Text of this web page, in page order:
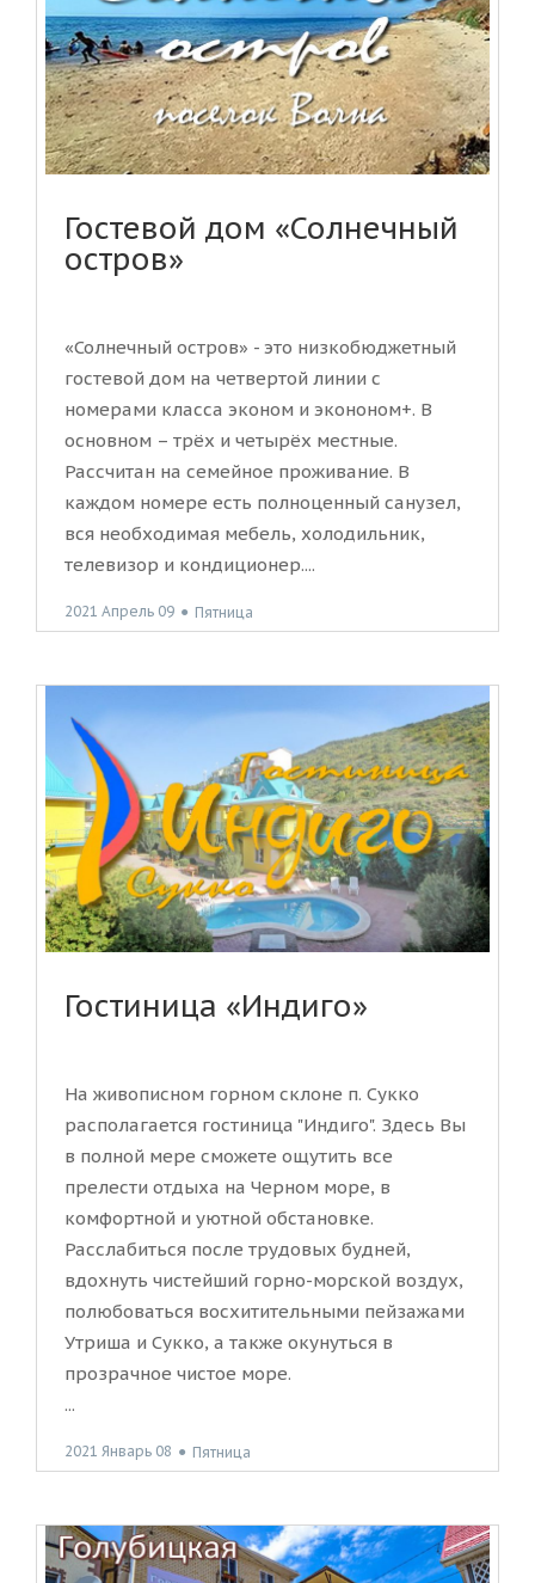
Гостевой дом «Солнечный
остров»
«Солнечный остров» - это низкобюджетный
гостевой дом на четвертой линии с
номерами класса эконом и экононом+. В
основном – трёх и четырёх местные.
Рассчитан на семейное проживание. В
каждом номере есть полноценный санузел,
вся необходимая мебель, холодильник,
телевизор и кондиционер....
2021 Апрель 09 ● Пятница
Гостиница «Индиго»
На живописном горном склоне п. Сукко
располагается гостиница "Индиго". Здесь Вы
в полной мере сможете ощутить все
прелести отдыха на Черном море, в
комфортной и уютной обстановке.
Расслабиться после трудовых будней,
вдохнуть чистейший горно-морской воздух,
полюбоваться восхитительными пейзажами
Утриша и Сукко, а также окунуться в
прозрачное чистое море.
...
2021 Январь 08 ● Пятница